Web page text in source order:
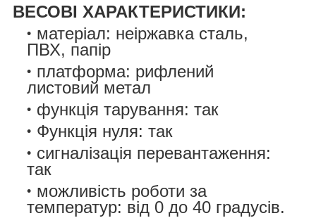
ВЕСОВІ ХАРАКТЕРИСТИКИ:
матеріал: неіржавка сталь,
ПВХ, папір
платформа: рифлений
листовий метал
функція тарування: так
Функція нуля: так
сигналізація перевантаження:
так
можливість роботи за
температур: від 0 до 40 градусів.